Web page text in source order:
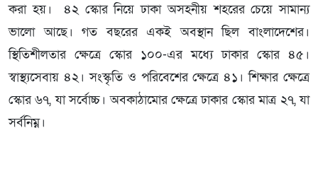
করা হয়। ৪২ স্কোর নিয়ে ঢাকা অসহনীয় শহরের চেয়ে সামান্য
ভালো আছে। গত বছরের একই অবস্থান ছিল বাংলাদেশের।
স্থিতিশীলতার ক্ষেত্রে স্কোর ১০০-এর মধ্যে ঢাকার স্কোর ৪৫।
স্বাস্থ্যসেবায় ৪২। সংস্কৃতি ও পরিবেশের ক্ষেত্রে ৪১। শিক্ষার ক্ষেত্রে
স্কোর ৬৭, যা সর্বোচ্চ। অবকাঠামোর ক্ষেত্রে ঢাকার স্কোর মাত্র ২৭, যা
সর্বনিম্ন।